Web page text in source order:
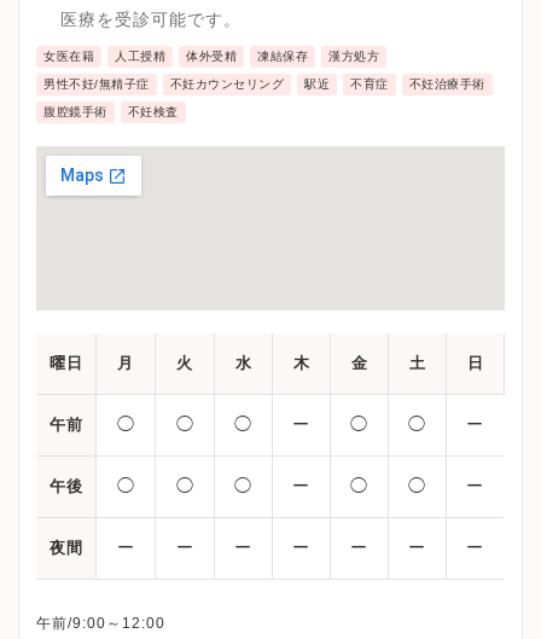
ターケアまでを受けることが可能です。
医療を受診可能です。
女医在籍 人工授精 体外受精 凍結保存 漢方処方
男性不妊/無精子症 不妊カウンセリング 駅近 不育症 不妊治療手術
腹腔鏡手術 不妊検査
曜日 月 火 水 木 金 土 日
午前 ◯ ◯ ◯ ー ◯ ◯ ー
午後 ◯ ◯ ◯ ー ◯ ◯ ー
夜間 ー ー ー ー ー ー ー
午前/9:00～12:00